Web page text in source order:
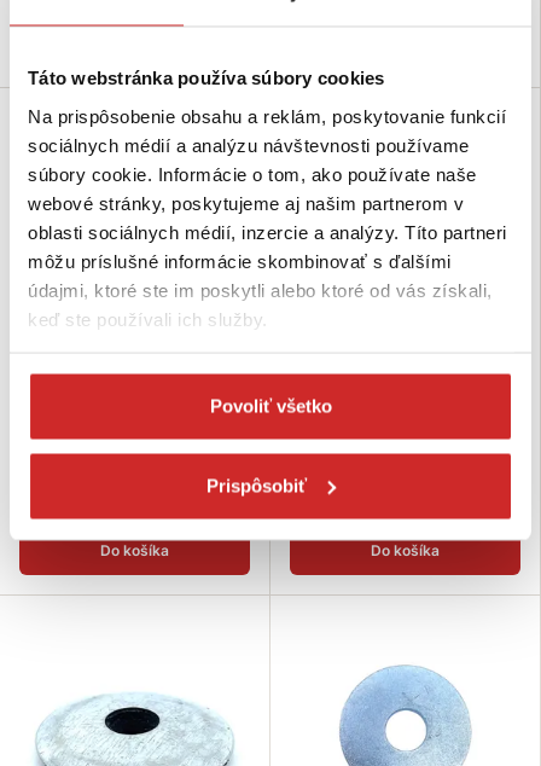
Táto webstránka používa súbory cookies
Na prispôsobenie obsahu a reklám, poskytovanie funkcií
sociálnych médií a analýzu návštevnosti používame
súbory cookie. Informácie o tom, ako používate naše
webové stránky, poskytujeme aj našim partnerom v
oblasti sociálnych médií, inzercie a analýzy. Títo partneri
môžu príslušné informácie skombinovať s ďalšími
údajmi, ktoré ste im poskytli alebo ktoré od vás získali,
keď ste používali ich služby.
Povoliť všetko
Prispôsobiť
Cena za: 10 ks
Do košíka
Rozmer (Mx): M6
Do košíka